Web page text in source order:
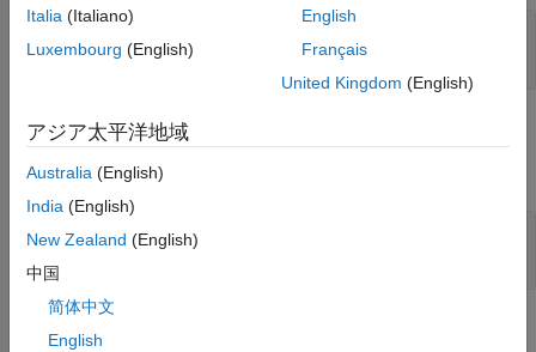
—アニメーション本体が読み込まれました
スカラー
出力引数
すべて展開する
idx
— ボディインデックス
スカラー
例
Italia (Italiano)
Luxembourg (English)
English
Français
United Kingdom (English)
アジア太平洋地域
Australia (English)
India (English)
New Zealand (English)
中国
简体中文
English